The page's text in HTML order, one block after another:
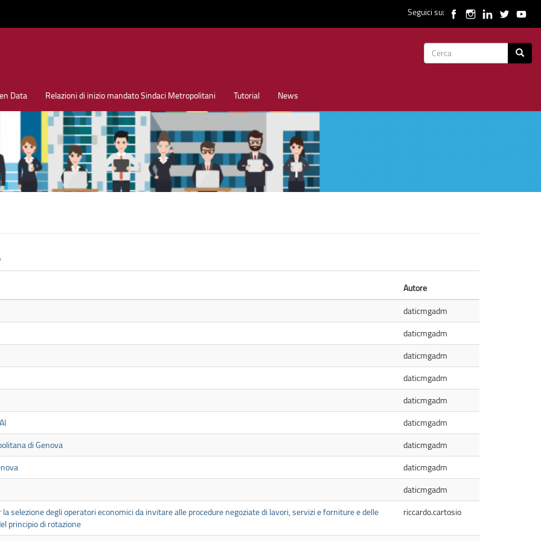
Seguici su:
Form
Data Relazioni di inizio mandato Sindaci Metropolitani Tutorial News
Autore
daticmgadm
daticmgadm
daticmgadm
daticmgadm
daticmgadm
daticmgadm
di Genova
daticmgadm
daticmgadm
daticmgadm
selezione degli operatori economici da invitare alle procedure negoziate di lavori, servizi e forniture e delle
principio di rotazione
riccardo.cartosio